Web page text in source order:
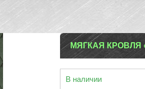
МЯГКАЯ КРОВЛЯ
В наличии